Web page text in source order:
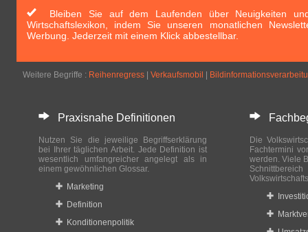
Bleiben Sie auf dem Laufenden über Neuigkeiten
Wirtschaftslexikon, indem Sie unseren monatlichen
Werbung. Jederzeit mit einem Klick abbestellbar.
Weitere Begriffe : Reihenregress Verkaufsmobil
Praxisnahe Definitionen
Nutzen Sie die jeweilige Begriffserklärung
bei Ihrer täglichen Arbeit. Jede Definition ist
wesentlich umfangreicher angelegt als in
einem gewöhnlichen Glossar.
Marketing
Definition
Konditionenpolitik
Die
Fachtermini
werden. Viele